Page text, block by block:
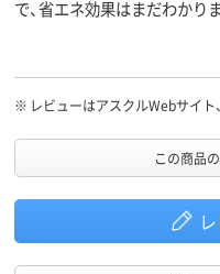
で、省エネ効果はまだわかり
いるので満足しています。
※ レビューはアスクルWebサイト
この商品